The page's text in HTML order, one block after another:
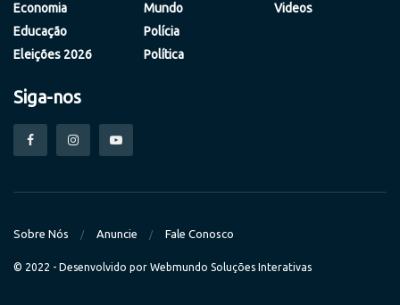
Economia
Educação
Eleições 2026
Mundo
Polícia
Política
Videos
Siga-nos
Sobre Nós Anuncie Fale Conosco
© 2022 - Desenvolvido por Webmundo Soluções Interativas